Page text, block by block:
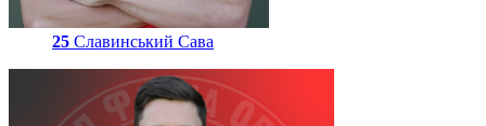
25 Славинський Сава